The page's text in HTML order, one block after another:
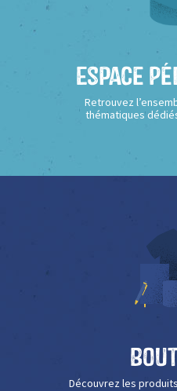
Espace
Retrouvez
thématiques
Découvrez les